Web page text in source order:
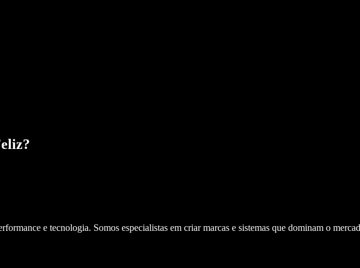
?
e tecnologia. Somos especialistas em criar marcas e sistemas que dominam o